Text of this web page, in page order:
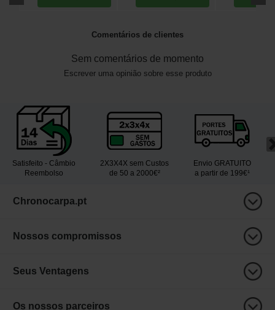
Comentários de clientes
Sem comentários de momento
Escrever uma opinião sobre esse produto
Satisfeito - Câmbio
Reembolso
2X3X4X sem Custos
de 50 a 2000€²
Envio GRATUITO
a partir de 199€¹
Chronocarpa.pt
Nossos compromissos
Seus Ventagens
Os nossos parceiros